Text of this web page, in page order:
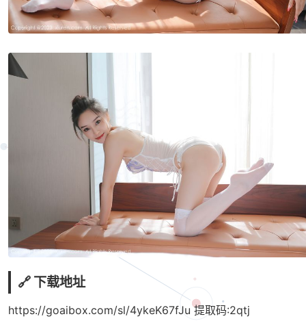
🔗 下载地址
https://goaibox.com/sl/4ykeK67fJu提取码:2qtj